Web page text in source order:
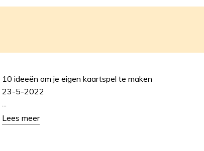
10 ideeën om je eigen kaartspel te maken
23-5-2022
...
Lees meer